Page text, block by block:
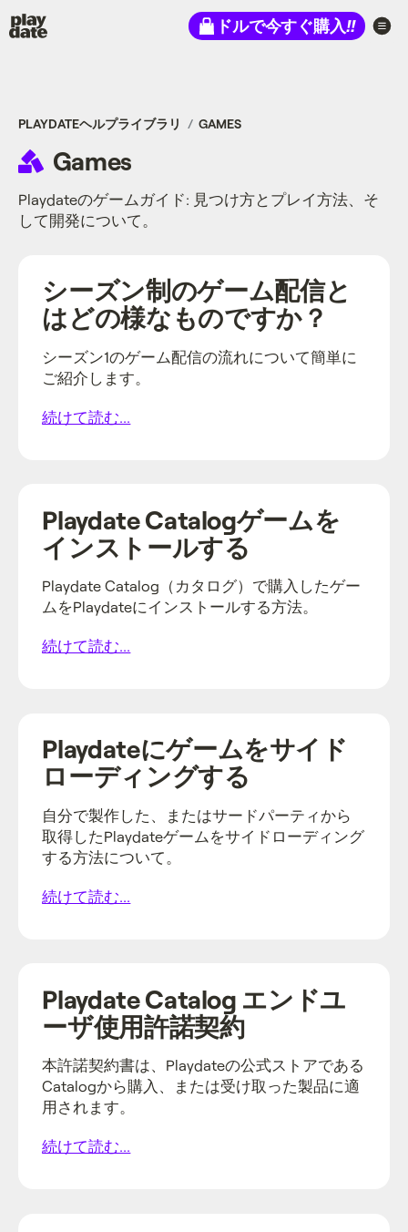
Playdate ドルで今すぐ購入!!
PLAYDATEヘルプライブラリ GAMES
Games
Playdateのゲームガイド: 見つけ方とプレイ方法、そ
して開発について。
シーズン制のゲーム配信と
はどの様なものですか？
シーズン1のゲーム配信の流れについて簡単に
ご紹介します。
続けて読む...
Playdate Catalogゲームを
インストールする
Playdate Catalog（カタログ）で購入したゲー
ムをPlaydateにインストールする方法。
続けて読む...
Playdateにゲームをサイド
ローディングする
自分で製作した、またはサードパーティから
取得したPlaydateゲームをサイドローディング
する方法について。
続けて読む...
Playdate Catalog エンドユ
ーザ使用許諾契約
本許諾契約書は、Playdateの公式ストアである
Catalogから購入、または受け取った製品に適
用されます。
続けて読む...